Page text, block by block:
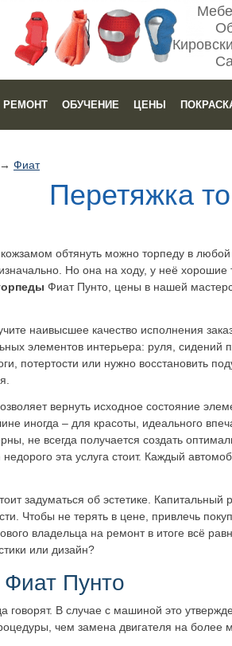
РЕМОНТ ОБУЧЕНИЕ ЦЕНЫ
→ Фиат
Перетяжка
обтянуть можно торпеду в
Но она на ходу, у неё
Фиат Пунто, цены в нашей
наивысшее качество исполнения
элементов интерьера: руля,
потертости или нужно восстановить
вернуть исходное состояние
иногда – для красоты, идеального
не всегда получается создать
эта услуга стоит. Каждый
задуматься об эстетике. Капитальный
Чтобы не терять в цене, привлечь
владельца на ремонт в итоге всё
или дизайн?
Пунто
говорят. В случае с машиной это
чем замена двигателя на